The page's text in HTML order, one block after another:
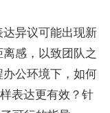
异议可能出现新
感，以致团队之
公环境下，如何
表达更有效？针